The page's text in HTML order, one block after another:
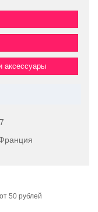
аксессуары
50 рублей